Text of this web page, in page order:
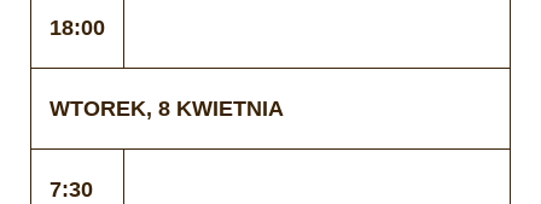
18:00
WTOREK, 8 KWIETNIA
7:30